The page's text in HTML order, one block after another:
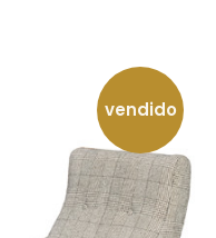
vendido